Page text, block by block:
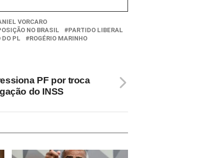
VORCARO
NO BRASIL
PARTIDO LIBERAL
DO PL
ROGÉRIO MARINHO
PF por troca
do INSS